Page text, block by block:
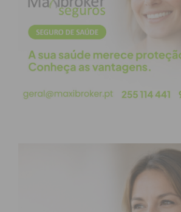
Subscreva a
Imediato
Assine nossa newsletter por
atualizada.
Eu li e concordo com os
condições